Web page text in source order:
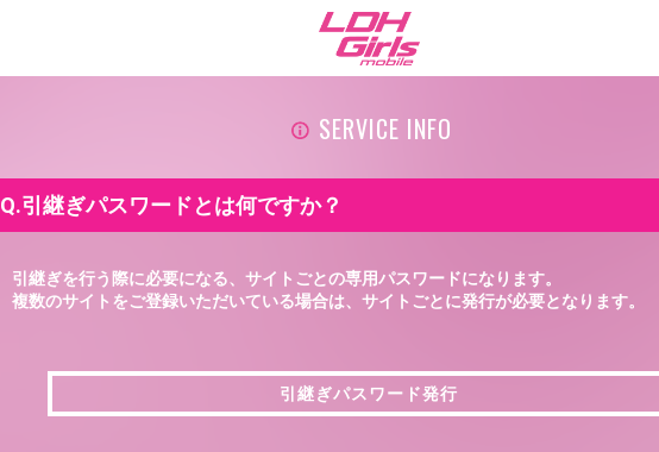
SERVICE INFO
Q.引継ぎパスワードとは何ですか？
引継ぎを行う際に必要になる、サイトごとの専用パスワードになります。
複数のサイトをご登録いただいている場合は、サイトごとに発行が必要となります。
引継ぎパスワード発行